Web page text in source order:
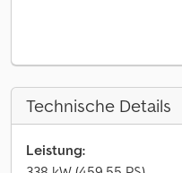
Technische Details
Leistung: